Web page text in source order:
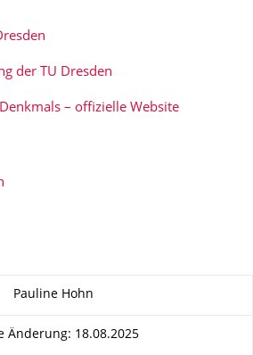
der TU Dresden
Denkmals – offizielle Website
Pauline Hohn
Änderung: 18.08.2025